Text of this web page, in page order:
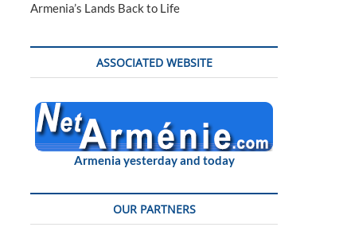
Armenia’s Lands Back to Life
ASSOCIATED WEBSITE
Armenia yesterday and today
OUR PARTNERS